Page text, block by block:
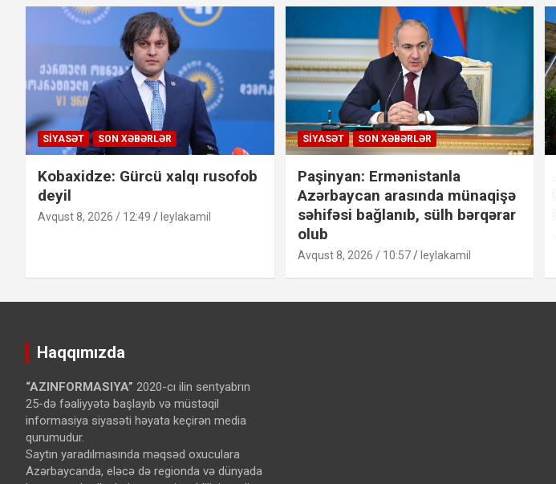
SIYASƏT SON XƏBƏRLƏR
Kobaxidze: Gürcü xalqı rusofob
deyil
Avqust 8, 2026 / 12:49 leylakamil
SIYASƏT SON XƏBƏRLƏR
Paşinyan: Ermənistanla
Azərbaycan arasında münaqişə
səhifəsi bağlanıb, sülh bərqərar
olub
Avqust 8, 2026 / 10:57 leylakamil
Haqqımızda
“AZINFORMASIYA” 2020-cı ilin sentyabrın
25-də fəaliyyətə başlayıb və müstəqil
informasiya siyasəti həyata keçirən media
qurumudur.
Saytın yaradılmasında məqsəd oxuculara
Azərbaycanda, eləcə də regionda və dünyada